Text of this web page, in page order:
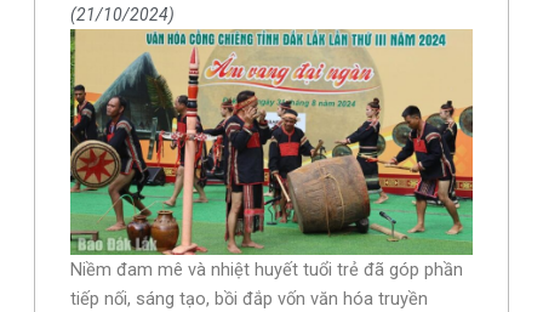
21/10/2024
Niềm đam mê và nhiệt huyết tuổi trẻ đã góp phần
tiếp nối, sáng tạo, bồi đắp vốn văn hóa truyền